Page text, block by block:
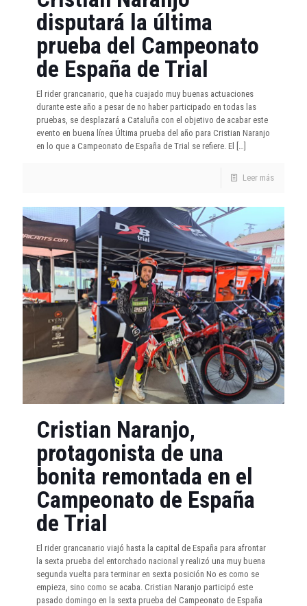
disputará la última
prueba del Campeonato
de España de Trial
El rider grancanario, que ha cuajado muy buenas actuaciones
durante este año a pesar de no haber participado en todas las
pruebas, se desplazará a Cataluña con el objetivo de acabar este
evento en buena línea Última prueba del año para Cristian Naranjo
en lo que a Campeonato de España de Trial se refiere. El
[…]
Leer más
Cristian Naranjo,
protagonista de una
bonita remontada en el
Campeonato de España
de Trial
El rider grancanario viajó hasta la capital de España para afrontar
la sexta prueba del entorchado nacional y realizó una muy buena
segunda vuelta para terminar en sexta posición No es como se
empieza, sino como se acaba. Cristian Naranjo participó este
pasado domingo en la sexta prueba del Campeonato de España